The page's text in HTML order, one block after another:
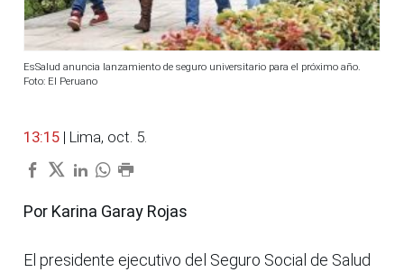
EsSalud anuncia lanzamiento de seguro universitario para el próximo año.
Foto: El Peruano
13:15 | Lima, oct. 5.
Por Karina Garay Rojas
El presidente ejecutivo del Seguro Social de Salud